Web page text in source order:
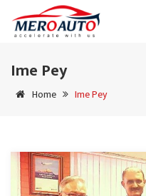
Ime Pey
Home Ime Pey